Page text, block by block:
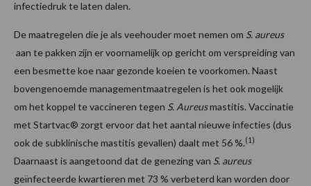
infectiedruk te laten dalen.
De maatregelen die je als veehouder moet nemen om S. aureus
aan te pakken zijn er voornamelijk op gericht om verspreiding van
een besmette koe naar gezonde koeien te voorkomen. Naast
bovengenoemde managementmaatregelen is het ook mogelijk
om het koppel te vaccineren tegen S. Aureusmastitis. Vaccinatie
met Startvac® zorgt ervoor dat het aantal nieuwe infecties (dus
ook de subklinische mastitis gevallen) daalt met 56 %.(1)
Daarnaast is aangetoond dat de genezing van S. aureus
geïnfecteerde kwartieren met 73 % verbeterd kan worden door